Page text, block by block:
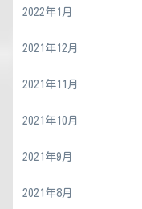
2022年1月
2021年12月
2021年11月
2021年10月
2021年9月
2021年8月